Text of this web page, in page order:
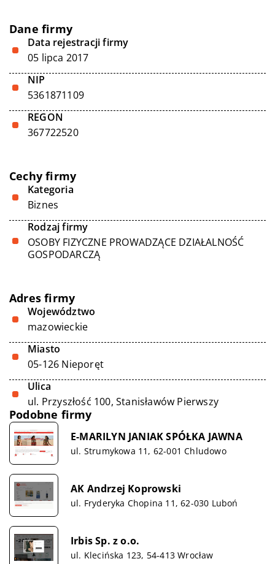
Dane firmy
Data rejestracji firmy
05 lipca 2017
NIP
5361871109
REGON
367722520
Cechy firmy
Kategoria
Biznes
Rodzaj firmy
OSOBY FIZYCZNE PROWADZĄCE DZIAŁALNOŚĆ
GOSPODARCZĄ
Adres firmy
Województwo
mazowieckie
Miasto
05-126 Nieporęt
Ulica
ul. Przyszłość 100, Stanisławów Pierwszy
Podobne firmy
E-MARILYN JANIAK SPÓŁKA JAWNA
ul. Strumykowa 11, 62-001 Chludowo
AK Andrzej Koprowski
ul. Fryderyka Chopina 11, 62-030 Luboń
Irbis Sp. z o.o.
ul. Klecińska 123, 54-413 Wrocław